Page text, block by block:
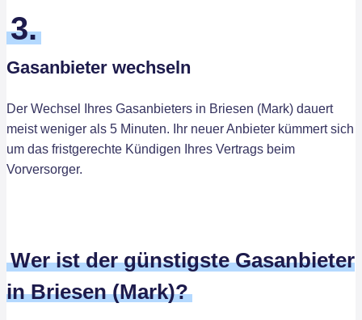
3.
Gasanbieter wechseln
Der Wechsel Ihres Gasanbieters in Briesen (Mark) dauert
meist weniger als 5 Minuten. Ihr neuer Anbieter kümmert sich
um das fristgerechte Kündigen Ihres Vertrags beim
Vorversorger.
Wer ist der günstigste Gasanbieter
in Briesen (Mark)?